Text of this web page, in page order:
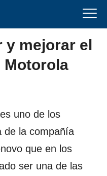
y mejorar el
Motorola
uno de los
de la compañía
que en los
ser una de las